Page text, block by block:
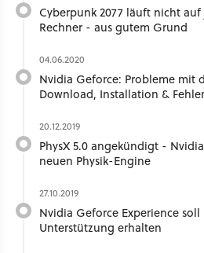
Cyberpunk 2077 läuft nicht
Rechner - aus gutem Grund
04.06.2020
Nvidia Geforce: Probleme mit
Download, Installation &
20.12.2019
PhysX 5.0 angekündigt -
neuen Physik-Engine
27.10.2019
Nvidia Geforce Experience soll
Unterstützung erhalten